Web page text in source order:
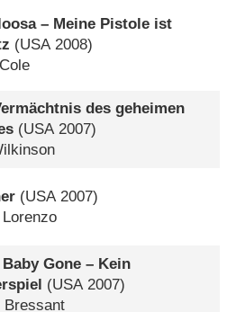
– Meine Pistole ist
(USA 2008)
des geheimen
(USA2007)
(USA2007)
Gone – Kein
(USA2007)
Bressant